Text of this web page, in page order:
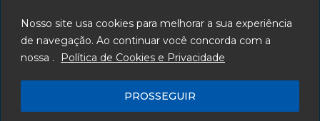
Nosso site usa cookies para melhorar a sua experiência
de navegação. Ao continuar você concorda com a
nossa .
Política de Cookies e Privacidade
PROSSEGUIR
Serviços
Telefones Úteis